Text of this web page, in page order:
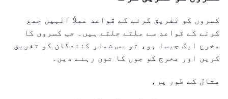
کسروں کو تفریق کرنے کے قواعد عملاً انہیں جمع
کرنے کے قواعد سے ملتے جلتے ہیں۔ جب کسروں کا
مخرج ایک جیسا ہو، تو بس شمار کنندگان کو تفریق
کریں اور مخرج کو جوں کا توں رہنے دیں۔
مثال کے طور پر،